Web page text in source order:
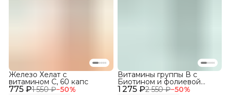
775 ₽1 550 ₽−50%
Железо Хелат с
витамином С, 60 капс
1 275 ₽2 550 ₽−50%
Витамины группы В с
Биотином и фолиевой
кислотой, 150 кап